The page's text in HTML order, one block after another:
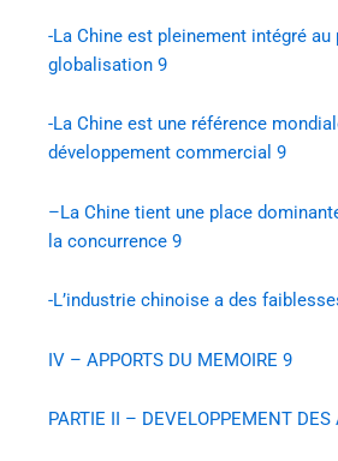
-La Chine est pleinement intégré
globalisation 9
-La Chine est une référence
développement commercial 9
–La Chine tient une place
la concurrence 9
-L’industrie chinoise a des
IV – APPORTS DU MEMOIRE 9
PARTIE II – DEVELOPPEMENT DES